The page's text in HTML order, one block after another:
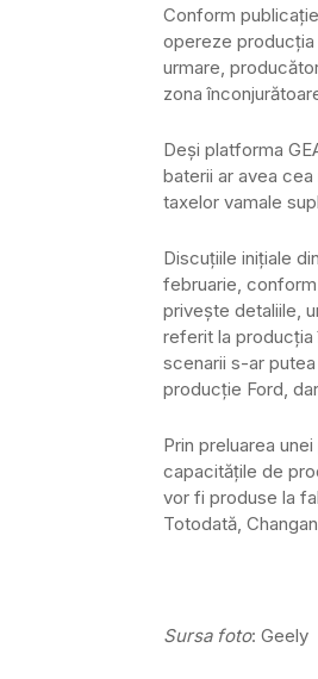
Conform
opereze producția
urmare,
zona
Deși platforma
baterii ar avea
taxelor vamale
Discuțiile inițiale
februarie,
privește detaliile,
referit la
scenarii s-ar
producție Ford,
Prin preluarea
capacitățile de
vor fi produse la
Totodată,
Sursa foto: Geely